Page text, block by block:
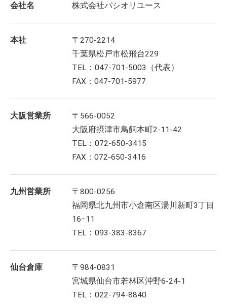
会社名 株式会社パシオリユース
本社
〒270-2214
千葉県松戸市松飛台229
TEL：047-701-5003（代表）
FAX：047-701-5977
大阪営業所
〒566-0052
大阪府摂津市鳥飼本町2-11-42
TEL：072-650-3415
FAX：072-650-3416
九州営業所
〒800-0256
福岡県北九州市小倉南区湯川新町3丁目
16−11
TEL：093-383-8367
仙台倉庫
〒984-0831
宮城県仙台市若林区沖野6-24-1
TEL：022-794-8840